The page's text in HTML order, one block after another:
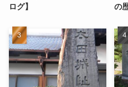
ログ】
の